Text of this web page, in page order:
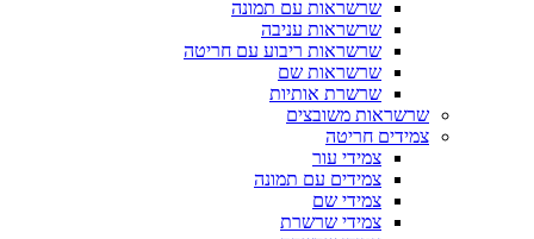
שרשראות עם תמונה
שרשראות עניבה
שרשראות ריבוע עם חריטה
שרשראות שם
שרשרת אותיות
שרשראות משובצים
צמידים חריטה
צמידי עור
צמידים עם תמונה
צמידי שם
צמידי שרשרת